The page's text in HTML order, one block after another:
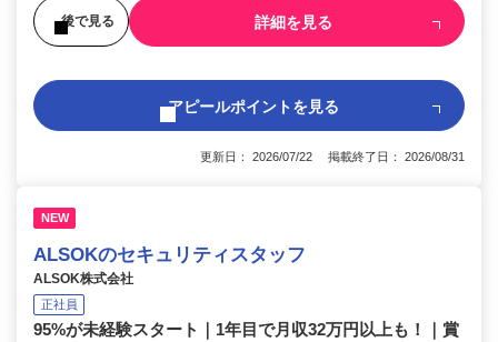
後で見る 詳細を見る
アピールポイントを見る
更新日： 2026/07/22 掲載終了日： 2026/08/31
NEW
ALSOKのセキュリティスタッフ
ALSOK株式会社
正社員
95%が未経験スタート｜1年目で月収32万円以上も！｜賞